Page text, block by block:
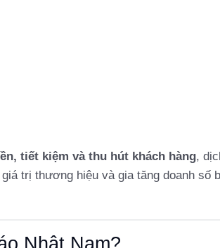
tiết kiệm và thu hút khách hàng,
trị thương hiệu và gia tăng doanh số
Nhật Nam?